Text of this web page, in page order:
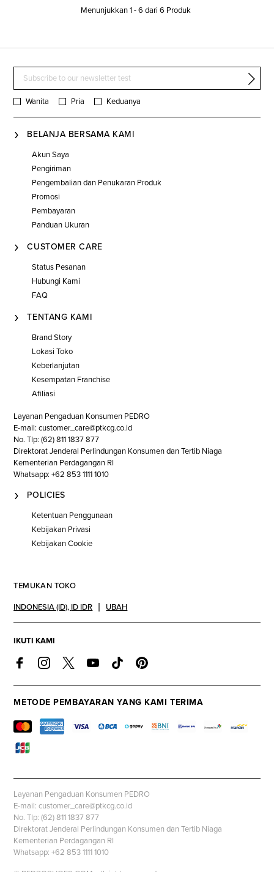
Menunjukkan1-6 dari 6 Produk
Wanita Pria Keduanya
BELANJA BERSAMA KAMI
Akun Saya
Pengiriman
Pengembalian dan Penukaran Produk
Promosi
Pembayaran
Panduan Ukuran
CUSTOMER CARE
Status Pesanan
Hubungi Kami
FAQ
TENTANG KAMI
Brand Story
Lokasi Toko
Keberlanjutan
Kesempatan Franchise
Afiliasi
Layanan Pengaduan Konsumen PEDRO
E-mail: customer_care@ptkcg.co.id
No. Tlp: (62) 811 1837 877
Direktorat Jenderal Perlindungan Konsumen dan Tertib Niaga
Kementerian Perdagangan RI
Whatsapp: +62 853 1111 1010
POLICIES
Ketentuan Penggunaan
Kebijakan Privasi
Kebijakan Cookie
TEMUKAN TOKO
INDONESIA (ID), ID IDR UBAH
IKUTI KAMI
METODE PEMBAYARAN YANG KAMI TERIMA
Layanan Pengaduan Konsumen PEDRO
E-mail: customer_care@ptkcg.co.id
No. Tlp: (62) 811 1837 877
Direktorat Jenderal Perlindungan Konsumen dan Tertib Niaga
Kementerian Perdagangan RI
Whatsapp: +62 853 1111 1010